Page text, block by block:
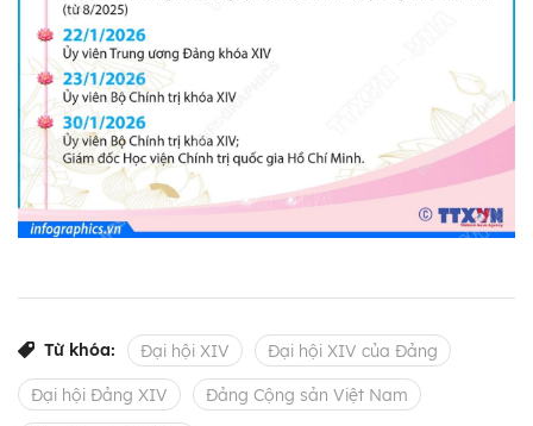
Từ khóa: Đại hội XIV Đại hội XIV của Đảng
Đại hội Đảng XIV Đảng Cộng sản Việt Nam